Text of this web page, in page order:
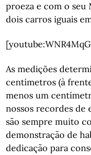
proeza e com o
dois carros iguais
As medições
centímetros (à
menos um
nossos recordes de
são sempre muito
demonstração de
dedicação para